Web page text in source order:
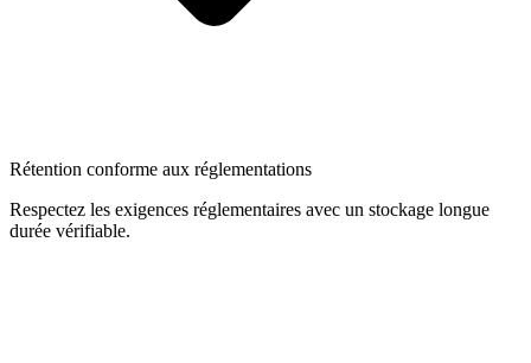
Rétention conforme aux réglementations
Respectez les exigences réglementaires avec un stockage longue
durée vérifiable.